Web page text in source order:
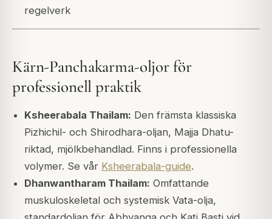
regelverk
Kärn-Panchakarma-oljor för
professionell praktik
Ksheerabala Thailam: Den främsta klassiska
Pizhichil- och Shirodhara-oljan, Majja Dhatu-
riktad, mjölkbehandlad. Finns i professionella
volymer. Se vår Ksheerabala-guide.
Dhanwantharam Thailam: Omfattande
muskuloskeletal och systemisk Vata-olja,